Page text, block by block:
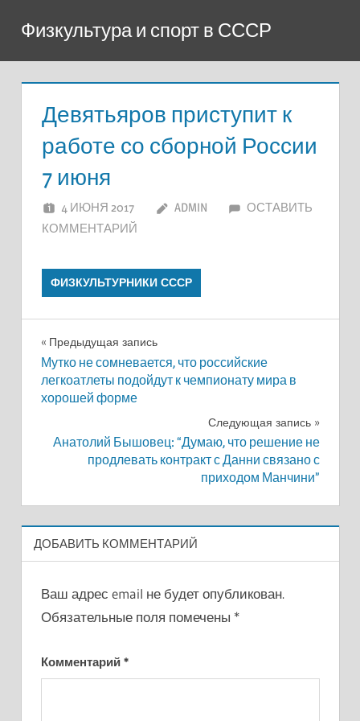
содержимому
Физкультура и спорт в СССР
Девятьяров приступит к
работе со сборной России
7 июня
4 ИЮНЯ 2017 ADMIN
ОСТАВИТЬ
КОММЕНТАРИЙ
ФИЗКУЛЬТУРНИКИ СССР
Навигация
по
записям
Предыдущая запись
Мутко не сомневается, что российские
легкоатлеты подойдут к чемпионату мира в
хорошей форме
Следующая запись
Анатолий Бышовец: “Думаю, что решение не
продлевать контракт с Данни связано с
приходом Манчини”
ДОБАВИТЬ КОММЕНТАРИЙ
Ваш адрес email не будет опубликован.
Обязательные поля помечены *
Комментарий *